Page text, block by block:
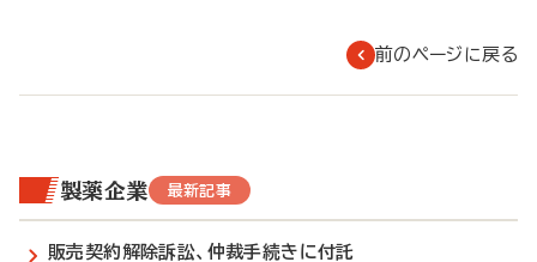
前のページに戻る
製薬企業 最新記事
販売契約解除訴訟、仲裁手続きに付託